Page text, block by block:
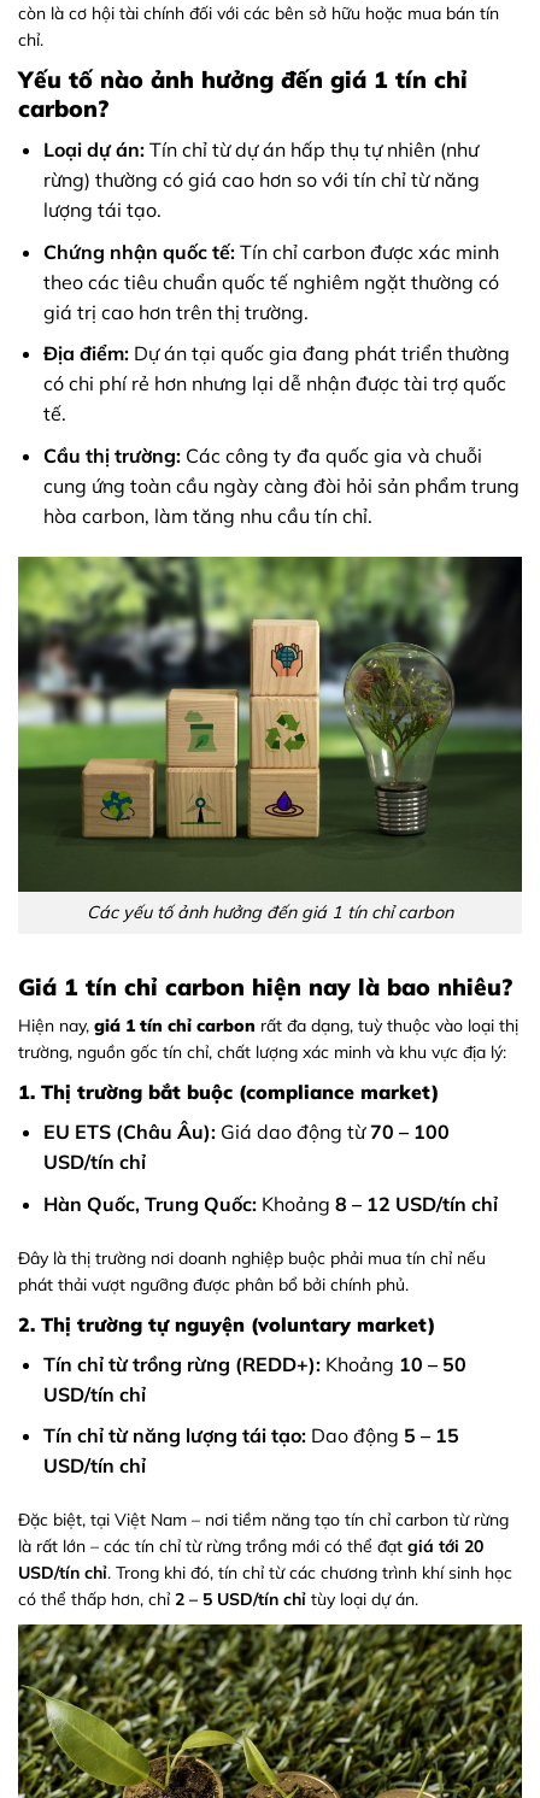
còn là cơ hội tài chính đối với các bên sở hữu hoặc mua bán tín
chỉ.
Yếu tố nào ảnh hưởng đến giá 1 tín chỉ
carbon?
Loại dự án:Tín chỉ từ dự án hấp thụ tự nhiên (như
rừng) thường có giá cao hơn so với tín chỉ từ năng
lượng tái tạo.
Chứng nhận quốc tế:Tín chỉ carbon được xác minh
theo các tiêu chuẩn quốc tế nghiêm ngặt thường có
giá trị cao hơn trên thị trường.
Địa điểm:Dự án tại quốc gia đang phát triển thường
có chi phí rẻ hơn nhưng lại dễ nhận được tài trợ quốc
tế.
Cầu thị trường:Các công ty đa quốc gia và chuỗi
cung ứng toàn cầu ngày càng đòi hỏi sản phẩm trung
hòa carbon, làm tăng nhu cầu tín chỉ.
Các yếu tố ảnh hưởng đến giá 1 tín chỉ carbon
Giá 1 tín chỉ carbon hiện nay là bao nhiêu?
Hiện nay, giá 1 tín chỉ carbon rất đa dạng, tuỳ thuộc vào loại thị
trường, nguồn gốc tín chỉ, chất lượng xác minh và khu vực địa lý:
1. Thị trường bắt buộc (compliance market)
EU ETS (Châu Âu):Giá dao động từ70 – 100
USD/tín chỉ
Hàn Quốc, Trung Quốc:Khoảng 8 – 12 USD/tín chỉ
Đây là thị trường nơi doanh nghiệp buộc phải mua tín chỉ nếu
phát thải vượt ngưỡng được phân bổ bởi chính phủ.
2. Thị trường tự nguyện (voluntary market)
Tín chỉ từ trồng rừng (REDD+):Khoảng 10 – 50
USD/tín chỉ
Tín chỉ từ năng lượng tái tạo:Dao động 5 – 15
USD/tín chỉ
Đặc biệt, tại Việt Nam – nơi tiềm năng tạo tín chỉ carbon từ rừng
là rất lớn – các tín chỉ từ rừng trồng mới có thể đạt giá tới 20
USD/tín chỉ. Trong khi đó, tín chỉ từ các chương trình khí sinh học
có thể thấp hơn, chỉ 2 – 5 USD/tín chỉ tùy loại dự án.